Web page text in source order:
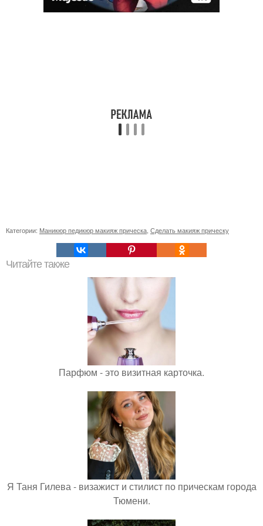
Категории: Маникюр педикюр макияж прическа Сделать макияж прическу
Читайте также
Парфюм - это визитная карточка.
Я Таня Гилева - визажист и стилист по прическам города
Тюмени.